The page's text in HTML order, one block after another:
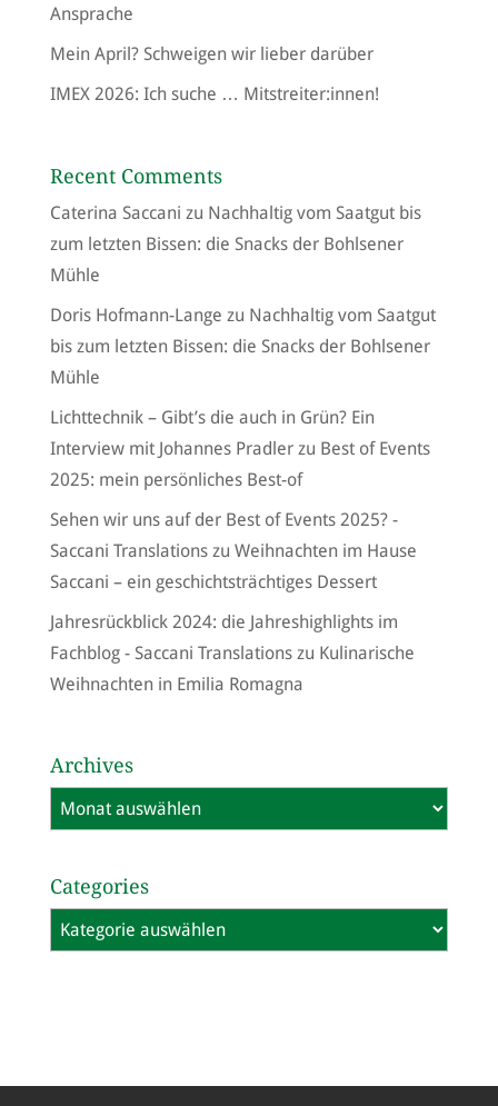
Ansprache
Mein April? Schweigen wir lieber darüber
IMEX 2026: Ich suche … Mitstreiter:innen!
Recent Comments
Caterina Saccani zu Nachhaltig vom Saatgut bis
zum letzten Bissen: die Snacks der Bohlsener
Mühle
Doris Hofmann-Lange zu Nachhaltig vom Saatgut
bis zum letzten Bissen: die Snacks der Bohlsener
Mühle
Lichttechnik – Gibt’s die auch in Grün? Ein
Interview mit Johannes Pradlerzu Best of Events
2025: mein persönliches Best-of
Sehen wir uns auf der Best of Events 2025? -
Saccani Translationszu Weihnachten im Hause
Saccani – ein geschichtsträchtiges Dessert
Jahresrückblick 2024: die Jahreshighlights im
Fachblog - Saccani Translationszu Kulinarische
Weihnachten in Emilia Romagna
Archives
Archives
Categories
Categories